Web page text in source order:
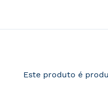
Este produto é